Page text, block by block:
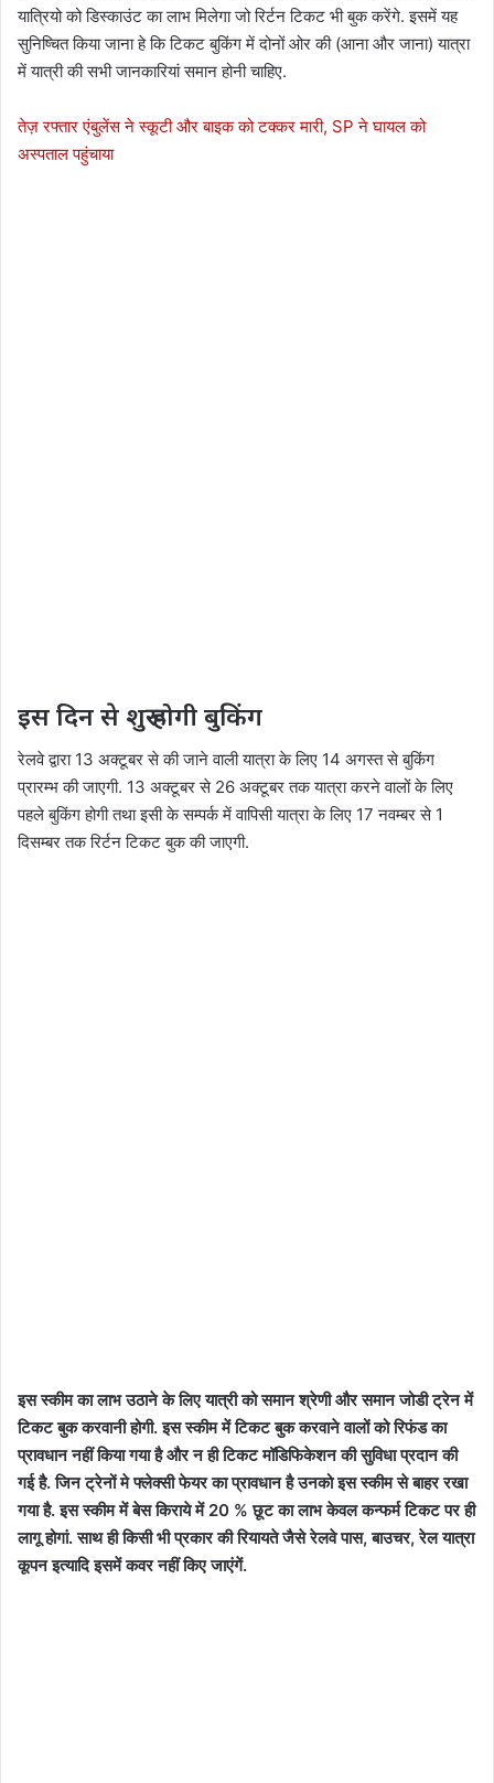
यात्रियो को डिस्काउंट का लाभ मिलेगा जो रिर्टन टिकट भी बुक करेंगे. इसमें यह
सुनिष्चित किया जाना हे कि टिकट बुकिंग में दोनों ओर की (आना और जाना) यात्रा
में यात्री की सभी जानकारियां समान होनी चाहिए.
तेज़ रफ्तार एंबुलेंस ने स्कूटी और बाइक को टक्कर मारी, SP ने घायल को
अस्पताल पहुंचाया
इस दिन से शुरू होगी बुकिंग
रेलवे द्वारा 13 अक्टूबर से की जाने वाली यात्रा के लिए 14 अगस्त से बुकिंग
प्रारम्भ की जाएगी. 13 अक्टूबर से 26 अक्टूबर तक यात्रा करने वालों के लिए
पहले बुकिंग होगी तथा इसी के सम्पर्क में वापिसी यात्रा के लिए 17 नवम्बर से 1
दिसम्बर तक रिर्टन टिकट बुक की जाएगी.
इस स्कीम का लाभ उठाने के लिए यात्री को समान श्रेणी और समान जोडी ट्रेन में
टिकट बुक करवानी होगी. इस स्कीम में टिकट बुक करवाने वालों को रिफंड का
प्रावधान नहीं किया गया है और न ही टिकट मॉडिफिकेशन की सुविधा प्रदान की
गई है. जिन ट्रेनों मे फ्लेक्सी फेयर का प्रावधान है उनको इस स्कीम से बाहर रखा
गया है. इस स्कीम में बेस किराये में 20 % छूट का लाभ केवल कन्फर्म टिकट पर ही
लागू होगां. साथ ही किसी भी प्रकार की रियायते जैसे रेलवे पास, बाउचर, रेल यात्रा
कूपन इत्यादि इसमें कवर नहीं किए जाएंगें.